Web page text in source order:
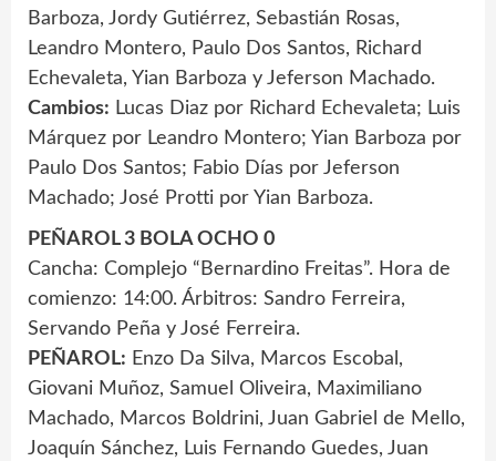
Barboza, Jordy Gutiérrez, Sebastián Rosas,
Leandro Montero, Paulo Dos Santos, Richard
Echevaleta, Yian Barboza y Jeferson Machado.
Cambios: Lucas Diaz por Richard Echevaleta; Luis
Márquez por Leandro Montero; Yian Barboza por
Paulo Dos Santos; Fabio Días por Jeferson
Machado; José Protti por Yian Barboza.
PEÑAROL 3 BOLA OCHO 0
Cancha: Complejo “Bernardino Freitas”. Hora de
comienzo: 14:00. Árbitros: Sandro Ferreira,
Servando Peña y José Ferreira.
PEÑAROL: Enzo Da Silva, Marcos Escobal,
Giovani Muñoz, Samuel Oliveira, Maximiliano
Machado, Marcos Boldrini, Juan Gabriel de Mello,
Joaquín Sánchez, Luis Fernando Guedes, Juan